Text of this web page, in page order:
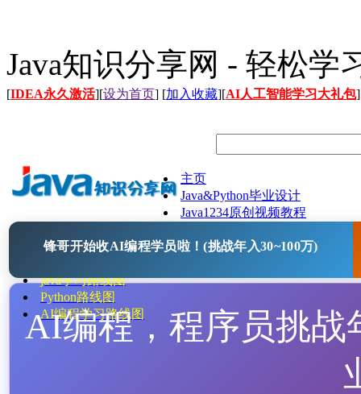
Java知识分享网 - 轻松学
[IDEA永久激活][设为首页] [加入收藏][AI人工智能学习大礼包]
主页
Java&Python毕业设计
Java1234原创视频教程
Java开源项目
java学习路线图
Python路线图
AI编程学习路线图
锋哥开始收AI编程学员啦！(挑战年入30~100万)
AI编程，程序员挑战